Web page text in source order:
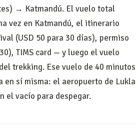
→ Katmandú. El vuelo total
vez en Katmandú, el itinerario
(USD 50 para 30 días), permiso
TIMS card — y luego el vuelo
trekking. Ese vuelo de 40 minutos
en sí misma: el aeropuerto de Lukla
el vacío para despegar.